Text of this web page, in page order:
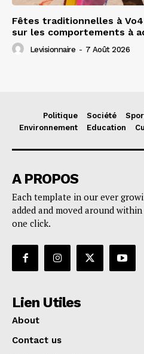
Fêtes traditionnelles à
sur les comportements à
Levisionnaire - 7 Août 2026
Politique Société
Environnement
Education
A PROPOS
Each template in our ever
added and moved around
one click.
Lien Utiles
About
Contact us